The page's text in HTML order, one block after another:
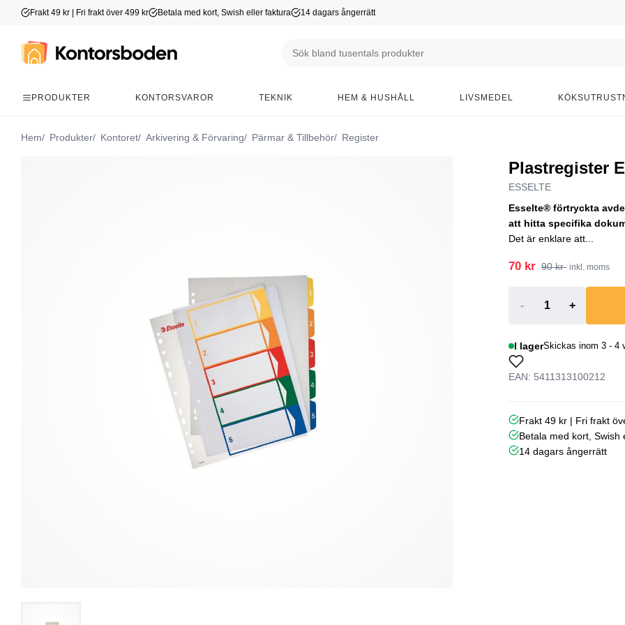
Frakt 49 kr | Fri frakt över 499 kr Betala med kort, Swish eller faktura 14 dagars ångerrätt
PRODUKTER KONTORSVAROR TEKNIK HEM & HUSHÅLL LIVSMEDEL
Hem Produkter Kontoret Arkivering & Förvaring Pärmar & Tillbehör Register
Plastregister
ESSELTE
Esselte® förtryckta
att hitta specifika
Det är enklare att...
70 kr 90 kr inkl. moms
- +
I lagerSkickas inom 3 - 4
EAN: 5411313100212
Frakt 49 kr | Fri frakt
Betala med kort, Swish
14 dagars ångerrätt